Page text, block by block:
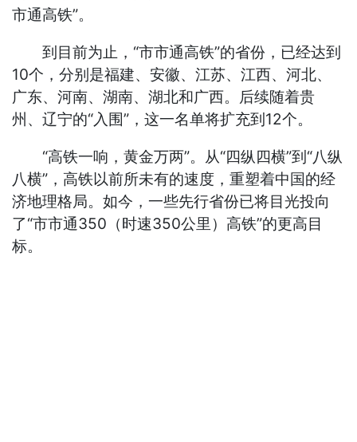
市通高铁”。
到目前为止，“市市通高铁”的省份，已经达到
10个，分别是福建、安徽、江苏、江西、河北、
广东、河南、湖南、湖北和广西。后续随着贵
州、辽宁的“入围”，这一名单将扩充到12个。
“高铁一响，黄金万两”。从“四纵四横”到“八纵
八横”，高铁以前所未有的速度，重塑着中国的经
济地理格局。如今，一些先行省份已将目光投向
了“市市通350（时速350公里）高铁”的更高目
标。